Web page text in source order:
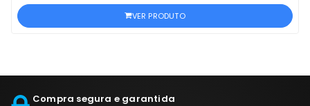
VER PRODUTO
Compra segura e garantida